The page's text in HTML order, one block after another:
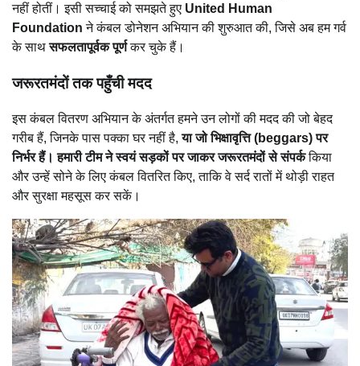
नहीं होतीं। इसी सच्चाई को समझते हुए United Human
Foundation ने कंबल डोनेशन अभियान की शुरुआत की, जिसे अब हम गर्व
के साथसफलतापूर्वक पूर्णकर चुके हैं।
जरूरतमंदों तक पहुँची मदद
इस कंबल वितरण अभियान के अंतर्गत हमने उन लोगों की मदद की जो बेहद
गरीब हैं, जिनके पास पक्का घर नहीं है,या जो भिक्षावृत्ति (beggars) पर
निर्भर हैं। हमारी टीम ने स्वयं सड़कों पर जाकर जरूरतमंदों से संपर्ककिया
और उन्हें सोने के लिए कंबल वितरित किए, ताकि वे सर्द रातों में थोड़ी राहत
और सुरक्षा महसूस कर सकें।